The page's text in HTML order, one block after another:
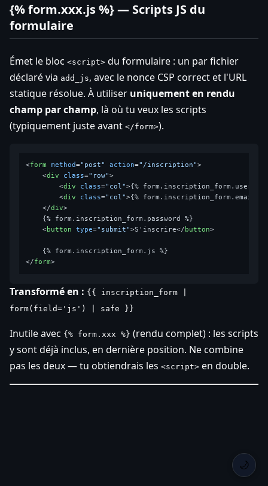
🌙
{% form.xxx.js %} — Scripts JS du
formulaire
Émet le bloc <script> du formulaire : un par fichier
déclaré via add_js, avec le nonce CSP correct et l'URL
statique résolue. À utiliser uniquement en rendu
champ par champ, là où tu veux les scripts
(typiquement juste avant </form>).
<form method="post" action="/inscription">
<div class="row">
<div class="col">{%
<div class="col">{% form.inscription_form.email
</div>
    {% form.inscription_form.password %}
<button type="submit">S'inscrire</ button>
</form>
Transformé en : {{ inscription_form |
form(field='js') | safe }}
Inutile avec {% form.xxx %} (rendu complet) : les scripts
y sont déjà inclus, en dernière position. Ne combine
pas les deux — tu obtiendrais les <script> en double.